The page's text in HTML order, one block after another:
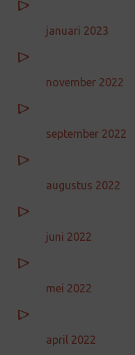
januari 2023
november 2022
september 2022
augustus 2022
juni 2022
mei 2022
april 2022